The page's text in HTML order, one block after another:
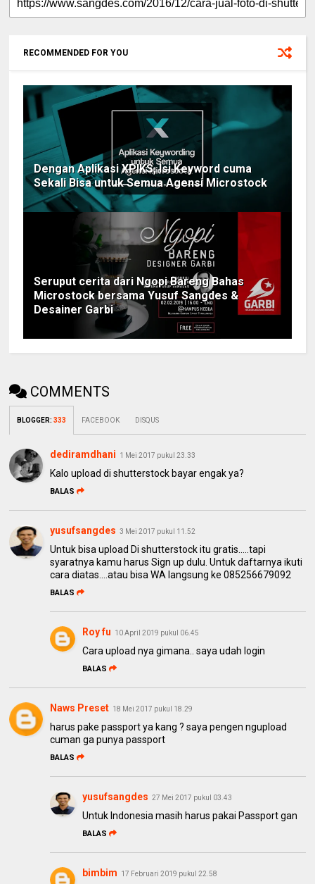
RECOMMENDED FOR YOU
Dengan Aplikasi XPIKS, Isi Keyword cuma
Sekali Bisa untuk Semua Agensi Microstock
Seruput cerita dari Ngopi Bareng Bahas
Microstock bersama Yusuf Sangdes &
Desainer Garbi
COMMENTS
BLOGGER:333 FACEBOOK DISQUS
dediramdhani 1 Mei 2017 pukul 23.33
Kalo upload di shutterstock bayar engak ya?
BALAS
yusufsangdes 3 Mei 2017 pukul 11.52
Untuk bisa upload Di shutterstock itu gratis.....tapi
syaratnya kamu harus Sign up dulu. Untuk daftarnya ikuti
cara diatas....atau bisa WA langsung ke 085256679092
BALAS
Roy fu 10 April 2019 pukul 06.45
Cara upload nya gimana.. saya udah login
BALAS
Naws Preset 18 Mei 2017 pukul 18.29
harus pake passport ya kang ? saya pengen ngupload
cuman ga punya passport
BALAS
yusufsangdes 27 Mei 2017 pukul 03.43
Untuk Indonesia masih harus pakai Passport gan
BALAS
bimbim 17 Februari 2019 pukul 22.58